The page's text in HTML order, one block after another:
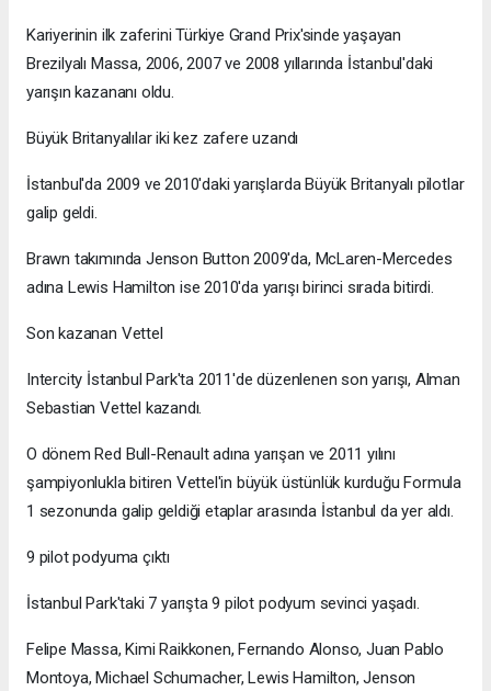
Kariyerinin ilk zaferini Türkiye Grand Prix'sinde yaşayan
Brezilyalı Massa, 2006, 2007 ve 2008 yıllarında İstanbul'daki
yarışın kazananı oldu.
Büyük Britanyalılar iki kez zafere uzandı
İstanbul'da 2009 ve 2010'daki yarışlarda Büyük Britanyalı pilotlar
galip geldi.
Brawn takımında Jenson Button 2009'da, McLaren-Mercedes
adına Lewis Hamilton ise 2010'da yarışı birinci sırada bitirdi.
Son kazanan Vettel
Intercity İstanbul Park'ta 2011'de düzenlenen son yarışı, Alman
Sebastian Vettel kazandı.
O dönem Red Bull-Renault adına yarışan ve 2011 yılını
şampiyonlukla bitiren Vettel'in büyük üstünlük kurduğu Formula
1 sezonunda galip geldiği etaplar arasında İstanbul da yer aldı.
9 pilot podyuma çıktı
İstanbul Park'taki 7 yarışta 9 pilot podyum sevinci yaşadı.
Felipe Massa, Kimi Raikkonen, Fernando Alonso, Juan Pablo
Montoya, Michael Schumacher, Lewis Hamilton, Jenson